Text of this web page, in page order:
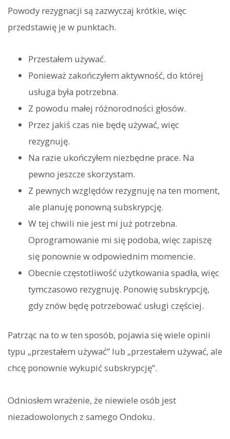
Powody rezygnacji są zazwyczaj krótkie, więc
przedstawię je w punktach.
Przestałem używać.
Ponieważ zakończyłem aktywność, do której
usługa była potrzebna.
Z powodu małej różnorodności głosów.
Przez jakiś czas nie będę używać, więc
rezygnuję.
Na razie ukończyłem niezbędne prace. Na
pewno jeszcze skorzystam.
Z pewnych względów rezygnuję na ten moment,
ale planuję ponowną subskrypcję.
W tej chwili nie jest mi już potrzebna.
Oprogramowanie mi się podoba, więc zapiszę
się ponownie w odpowiednim momencie.
Obecnie częstotliwość użytkowania spadła, więc
tymczasowo rezygnuję. Ponowię subskrypcję,
gdy znów będę potrzebować usługi częściej.
Patrząc na to w ten sposób, pojawia się wiele opinii
typu „przestałem używać” lub „przestałem używać, ale
chcę ponownie wykupić subskrypcję”.
Odniosłem wrażenie, że niewiele osób jest
niezadowolonych z samego Ondoku.